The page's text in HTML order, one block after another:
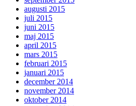
augusti 2015
juli 2015
juni 2015
maj 2015
april 2015
mars 2015
februari 2015
januari 2015
december 2014
november 2014
oktober 2014